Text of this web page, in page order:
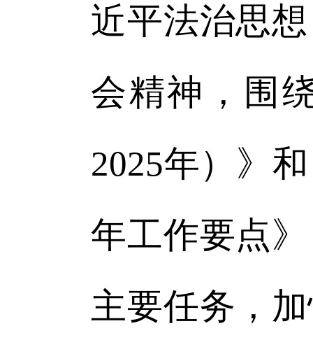
近平法治思
会精神，围
2025年）》
年工作要点
主要任务，